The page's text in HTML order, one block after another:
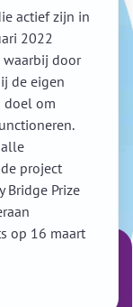
actief zijn in
2022
waarbij door
de eigen
doel om
project
Bridge Prize
op 16 maart